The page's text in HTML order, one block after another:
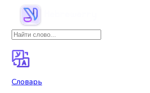
Словарь